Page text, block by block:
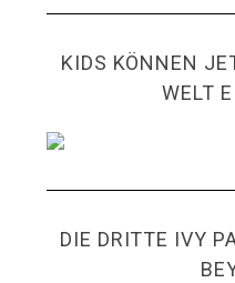
KIDS KÖNNEN
WELT
DIE DRITTE IVY